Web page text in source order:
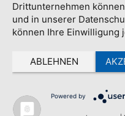
Drittunternehmen
und in unserer
können Ihre Einwilligung
ABLEHNEN
Powered by